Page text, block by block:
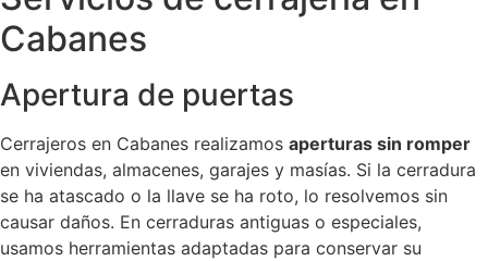
Cabanes
Apertura de puertas
Cerrajeros en Cabanes realizamos aperturas sin romper
en viviendas, almacenes, garajes y masías. Si la cerradura
se ha atascado o la llave se ha roto, lo resolvemos sin
causar daños. En cerraduras antiguas o especiales,
usamos herramientas adaptadas para conservar su